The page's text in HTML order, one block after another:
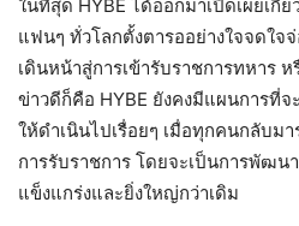
ในที่สุด HYBE ได้ออกมาเปิดเผยเกี่
แฟนๆ ทั่วโลกตั้งตารออย่างใจจดใจ
เดินหน้าสู่การเข้ารับราชการทหาร
ข่าวดีก็คือ HYBE ยังคงมีแผนการที่จ
ให้ดำเนินไปเรื่อยๆ เมื่อทุกคนกลับม
การรับราชการ โดยจะเป็นการพัฒน
แข็งแกร่งและยิ่งใหญ่กว่าเดิม